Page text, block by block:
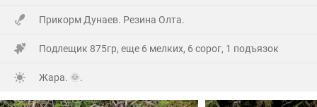
Прикорм Дунаев. Резина Олта.
Подлещик 875гр, еще 6 мелких, 6 сорог, 1 подъязок
Жара. 🌞.